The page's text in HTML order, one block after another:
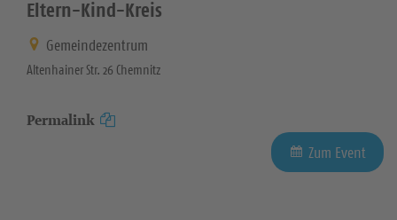
Eltern-Kind-Kreis
Gemeindezentrum
Altenhainer Str. 26 Chemnitz
Permalink
Zum Event